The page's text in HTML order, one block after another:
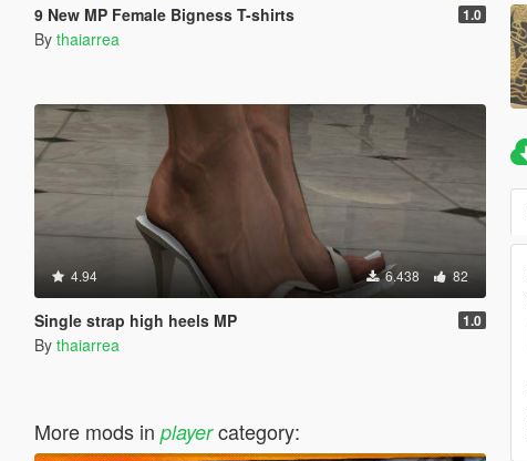
9 New MP Female Bigness T-shirts 1.0
By thaiarrea
4.94 6.438 82
Single strap high heels MP 1.0
By thaiarrea
More mods in playercategory: